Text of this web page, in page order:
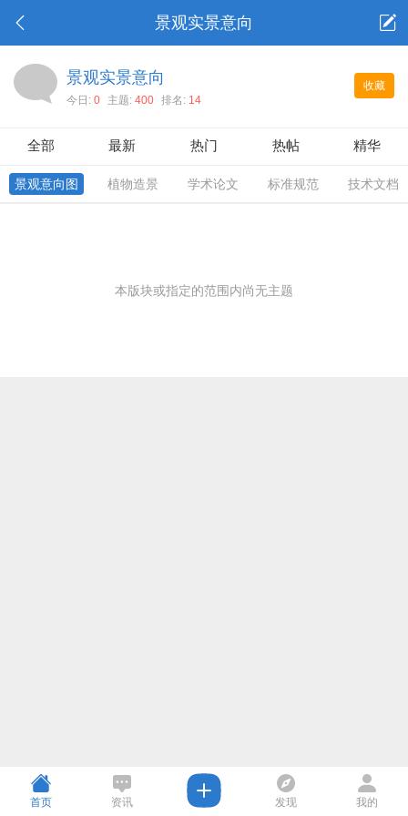
景观实景意向
收藏
景观实景意向
今日: 0 主题: 400 排名: 14
全部 最新 热门 热帖 精华
景观意向图 植物造景 学术论文 标准规范 技术文档
本版块或指定的范围内尚无主题
首页 资讯 发现 我的